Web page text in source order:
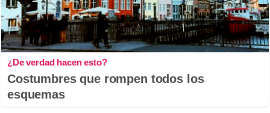
¿De verdad hacen esto?
Costumbres que rompen todos los
esquemas